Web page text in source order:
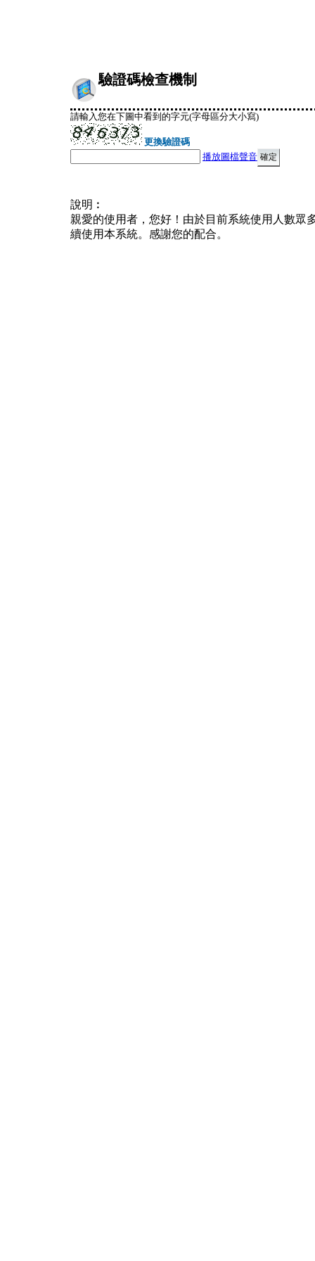
驗證碼檢查機制
請輸入您在下圖中看到的字元(字母區分大小寫)
更換驗證碼
播放圖檔聲音
說明︰
親愛的使用者，您好！由於目前系統使用人數眾
續使用本系統。感謝您的配合。